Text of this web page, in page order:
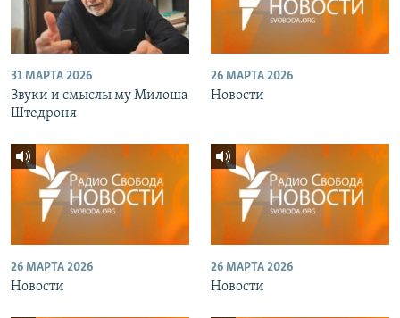
31 МАРТА 2026
Звуки и смыслы му Милоша
Штедроня
26 МАРТА 2026
Новости
26 МАРТА 2026
Новости
26 МАРТА 2026
Новости